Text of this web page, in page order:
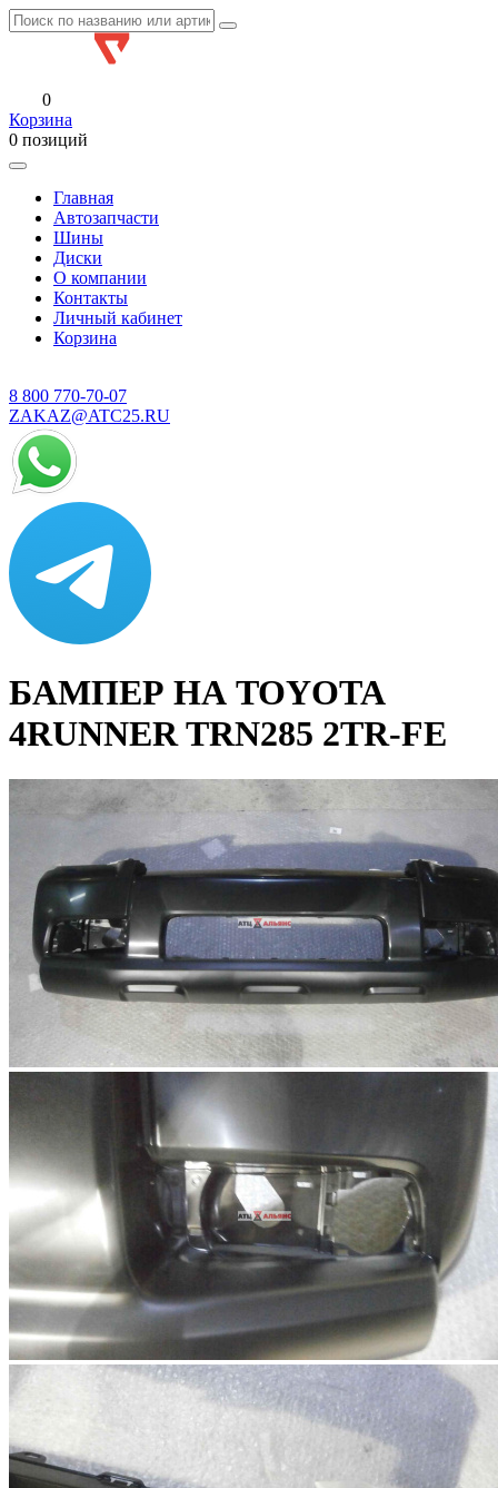
0
Корзина
0 позиций
Главная
Автозапчасти
Шины
Диски
О компании
Контакты
Личный кабинет
Корзина
8 800 770-70-07
ZAKAZ@ATC25.RU
БАМПЕР НА TOYOTA
4RUNNER TRN285 2TR-FE